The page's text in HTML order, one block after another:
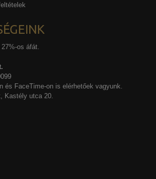
os áfát.
és FaceTime-on is elérhetőek vagyunk.
Kastély utca 20.